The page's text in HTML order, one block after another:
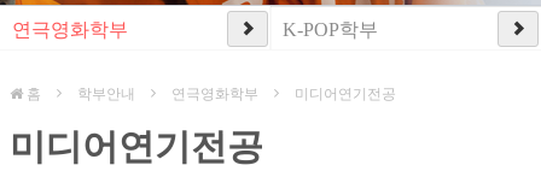
연극영화학부 K-POP학부
홈 학부안내 연극영화학부 미디어연기전공
미디어연기전공